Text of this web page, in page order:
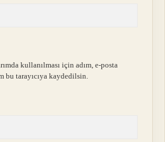
kullanılması için adım, e-posta
bu tarayıcıya kaydedilsin.